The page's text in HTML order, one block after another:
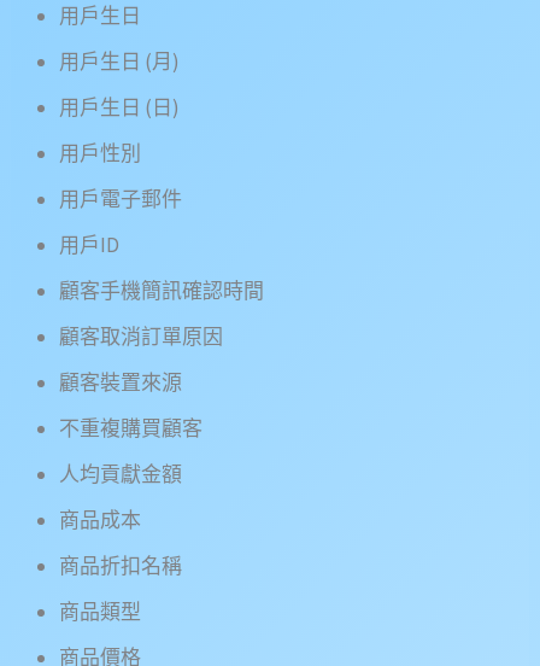
用戶生日
用戶生日 (月)
用戶生日 (日)
用戶性別
用戶電子郵件
用戶ID
顧客手機簡訊確認時間
顧客取消訂單原因
顧客裝置來源
不重複購買顧客
人均貢獻金額
商品成本
商品折扣名稱
商品類型
商品價格